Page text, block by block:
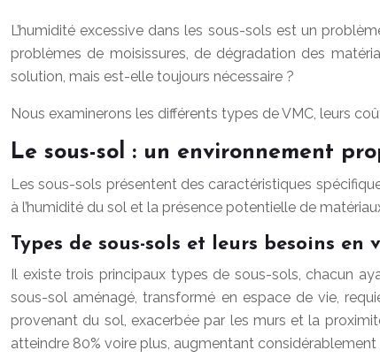
L’humidité excessive dans les sous-sols est un
problèmes de moisissures, de dégradation des
solution, mais est-elle toujours nécessaire ?
Nous examinerons les différents types de VMC, leurs
Le sous-sol : un environnement
Les sous-sols présentent des caractéristiques
à l’humidité du sol et la présence potentielle de
Types de sous-sols et leurs besoins en
Il existe trois principaux types de sous-sols, chacun
sous-sol aménagé, transformé en espace de vie,
provenant du sol, exacerbée par les murs et la
atteindre 80% voire plus, augmentant considérablement